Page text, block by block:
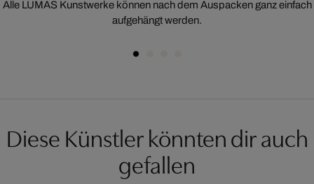
Alle LUMAS Kunstwerke können nach dem Auspacken ganz einfach
aufgehängt werden.
Diese Künstler könnten dir auch
gefallen